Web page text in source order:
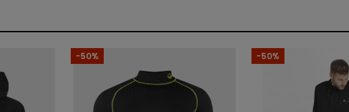
Poliester
Długi rękaw
-50% -50%